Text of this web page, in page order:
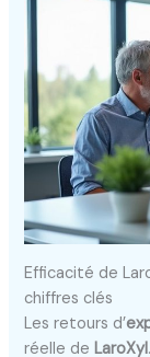
Efficacité de
chiffres clés
Les retours d’
réelle de LaroXyl